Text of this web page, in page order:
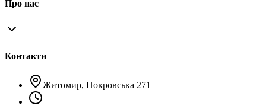
Про нас
Контакти
Житомир, Покровська 271